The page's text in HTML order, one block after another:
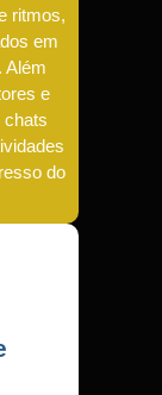
ritmos,
em
Além
e
chats
do